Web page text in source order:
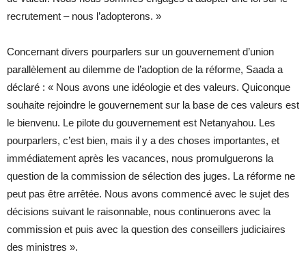
recrutement – nous l’adopterons. »
Concernant divers pourparlers sur un gouvernement d’union
parallèlement au dilemme de l’adoption de la réforme, Saada a
déclaré : « Nous avons une idéologie et des valeurs. Quiconque
souhaite rejoindre le gouvernement sur la base de ces valeurs est
le bienvenu. Le pilote du gouvernement est Netanyahou. Les
pourparlers, c’est bien, mais il y a des choses importantes, et
immédiatement après les vacances, nous promulguerons la
question de la commission de sélection des juges. La réforme ne
peut pas être arrêtée. Nous avons commencé avec le sujet des
décisions suivant le raisonnable, nous continuerons avec la
commission et puis avec la question des conseillers judiciaires
des ministres ».